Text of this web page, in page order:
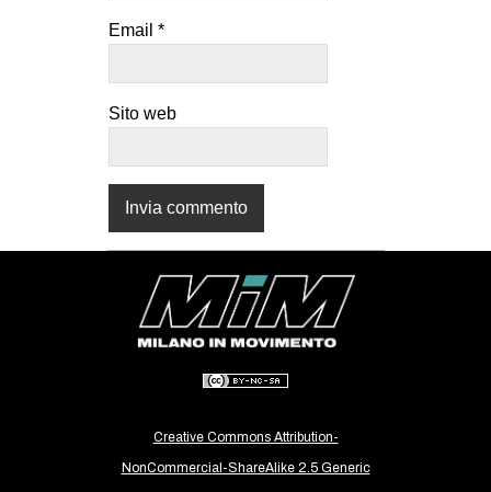
Email *
Sito web
Creative Commons Attribution-
NonCommercial-ShareAlike 2.5 Generic